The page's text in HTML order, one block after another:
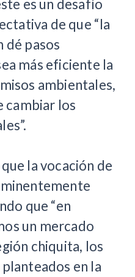
es un desafío
de que “la
dé pasos
más eficiente la
ambientales,
cambiar los
la vocación de
que “en
un mercado
chiquita, los
en la